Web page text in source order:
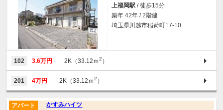
上福岡駅 / 徒歩15分
築年 42年 / 2階建
埼玉県川越市稲荷町17-10
102 3.6万円 2K（33.12ｍ2 ）
201 4万円 2K（33.12ｍ2 ）
かすみハイツ
アパート